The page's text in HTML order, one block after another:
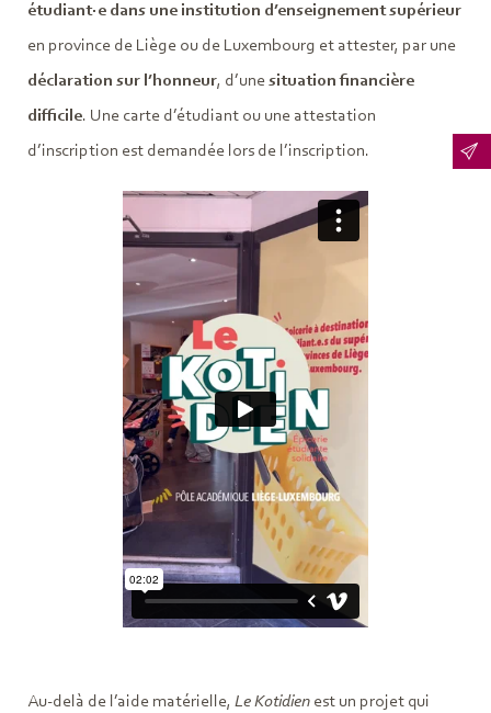
étudiant·e dans une institution d’enseignement supérieur
en province de Liège ou de Luxembourg et attester, par une
déclaration sur l’honneur, d’unesituation financière
difficile. Une carte d’étudiant ou une attestation
d’inscription est demandée lors de l’inscription.
Au-delà de l’aide matérielle, Le Kotidien est un projet qui